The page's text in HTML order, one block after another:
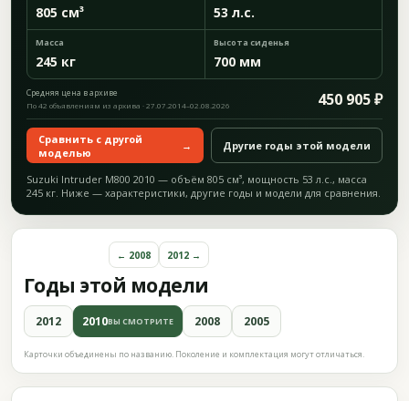
805 см³ 53 л.с.
Масса
245 кг
Высота сиденья
700 мм
Средняя цена в архиве 450 905 ₽
По 42 объявлениям из архива · 27.07.2014–02.08.2026
Сравнить с другой
моделью
→ Другие годы этой модели
Suzuki Intruder M800 2010 — объём 805 см³, мощность 53 л.с., масса
245 кг. Ниже — характеристики, другие годы и модели для сравнения.
Годы этой модели
← 2008 2012 →
2012 2010ВЫ СМОТРИТЕ 2008 2005
Карточки объединены по названию. Поколение и комплектация могут отличаться.